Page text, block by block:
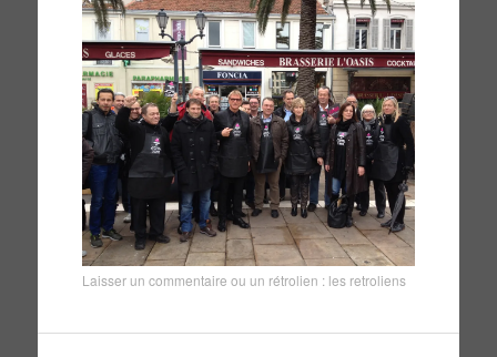
Laisser un commentaire ou un rétrolien : les retroliens